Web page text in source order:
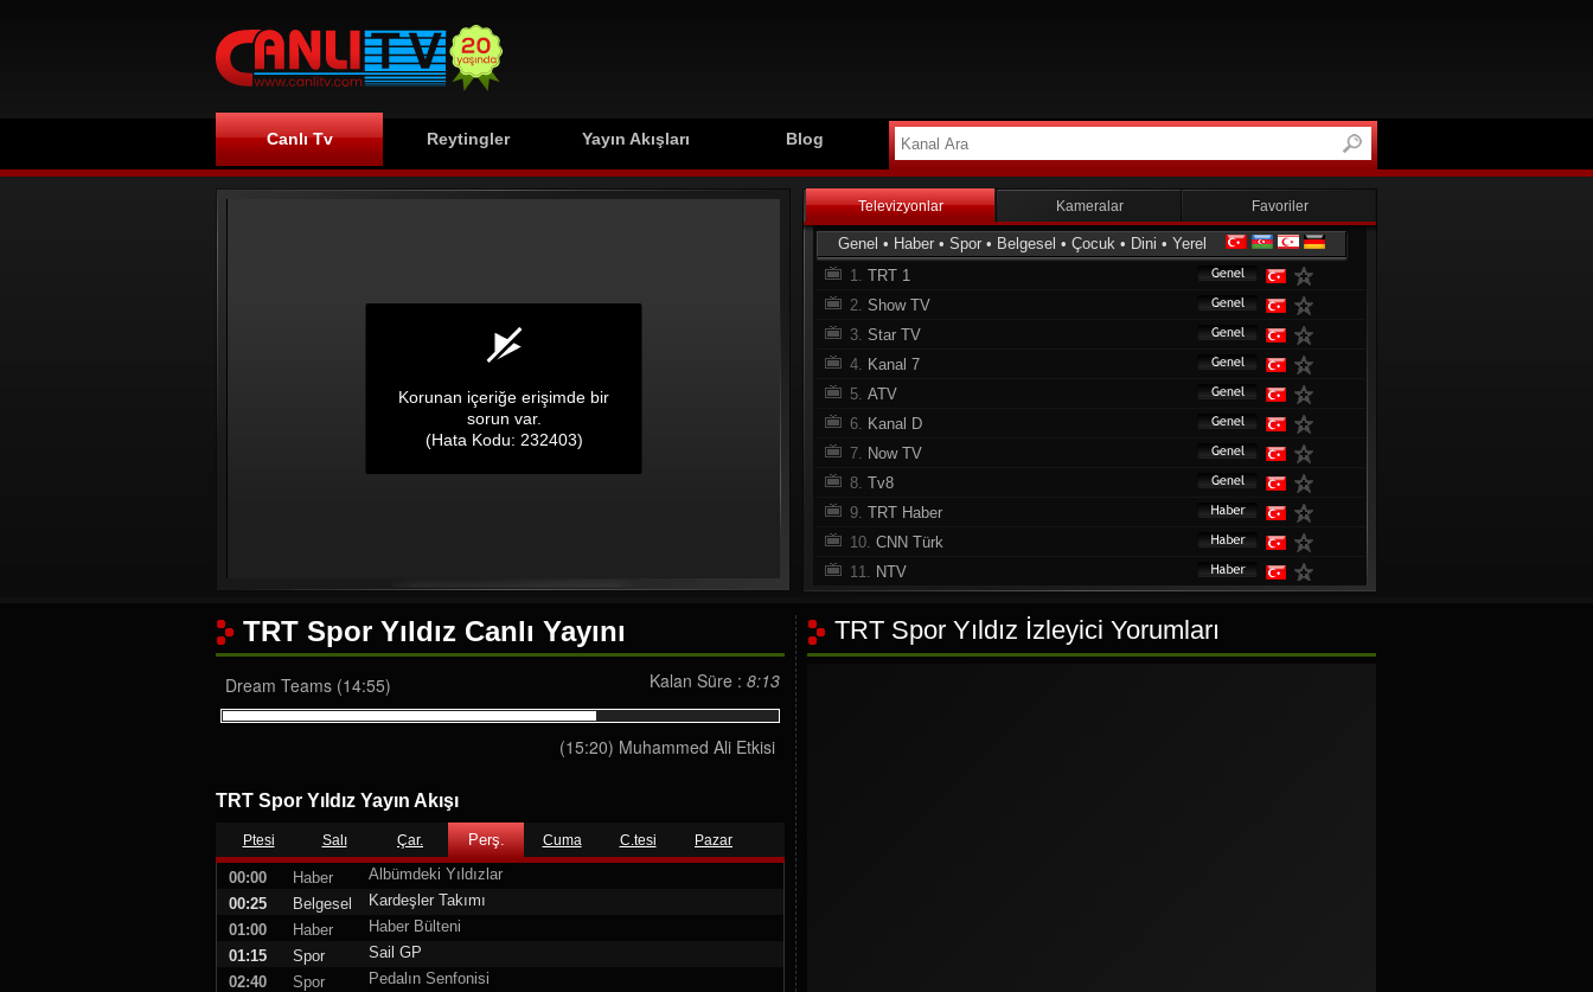
Canlı Tv Reytingler Yayın Akışları Blog
Televizyonlar Kameralar Favoriler
Genel • Haber • Spor • Belgesel • Çocuk • Dini • Yerel
1. TRT 1
2. Show TV
3. Star TV
4. Kanal 7
5. ATV
6. Kanal D
7. Now TV
8. Tv8
9. TRT Haber
10. CNN Türk
11. NTV
13.
Habertürk TV
14.Halk TV
TRT Spor Yıldız Canlı Yayını
Dream Teams (14:55) Kalan Süre : 8:13
(15:20) Muhammed Ali Etkisi
TRT Spor Yıldız Yayın Akışı
Ptesi Salı Çar. Perş. Cuma C.tesi Pazar
00:00 Haber
Albümdeki Yıldızlar
00:25
Belgesel
Kardeşler Takımı
01:00
Haber
Haber Bülteni
01:15
Spor
Sail GP
02:40
Spor
Pedalın Senfonisi
TRT Spor Yıldız İzleyici Yorumları